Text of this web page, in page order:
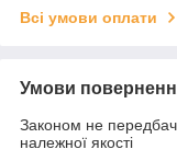
Всі умови оплати
Умови
Законом не
належної якості